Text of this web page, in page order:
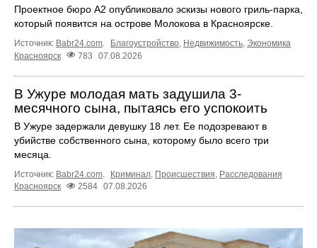
Проектное бюро А2 опубликовало эскизы нового гриль-парка,
который появится на острове Молокова в Красноярске.
Источник: Babr24.com. Благоустройство, Недвижимость, Экономика
Красноярск
783 07.08.2026
В Ужуре молодая мать задушила 3-
месячного сына, пытаясь его успокоить
В Ужуре задержали девушку 18 лет. Ее подозревают в
убийстве собственного сына, которому было всего три
месяца.
Источник: Babr24.com Криминал Происшествия Расследования
Красноярск
2584 07.08.2026